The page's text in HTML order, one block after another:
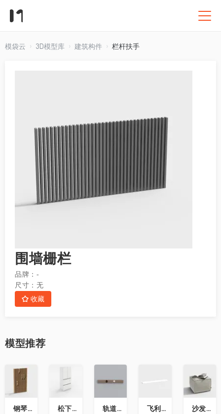
模袋云 3D模型库 建筑构件 栏杆扶手
围墙栅栏
品牌： -
尺寸： 无
收藏
模型推荐
钢琴键挂衣架9
藏
松下喜马拉雅 600L冰箱大溪地
藏
轨道插座9 飞利浦LS160灯带-低压灯带-100mm
收
藏
沙发凳坐墩